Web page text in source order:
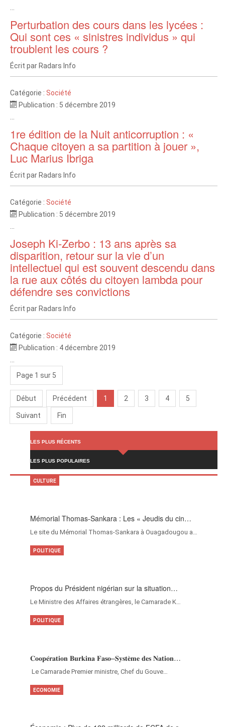
Perturbation des cours dans les lycées :
Qui sont ces « sinistres individus » qui
troublent les cours ?
Écrit par Radars Info
Catégorie : Société
Publication : 5 décembre 2019
1re édition de la Nuit anticorruption : «
Chaque citoyen a sa partition à jouer »,
Luc Marius Ibriga
Écrit par Radars Info
Catégorie : Société
Publication : 5 décembre 2019
Joseph Ki-Zerbo : 13 ans après sa
disparition, retour sur la vie d’un
intellectuel qui est souvent descendu dans
la rue aux côtés du citoyen lambda pour
défendre ses convictions
Écrit par Radars Info
Catégorie : Société
Publication : 4 décembre 2019
Page 1 sur 5
Début Précédent 1 2 3 4 5
Suivant Fin
LES PLUS RÉCENTS
LES PLUS POPULAIRES
Mémorial Thomas-Sankara : Les « Jeudis du cin…
Le site du Mémorial Thomas-Sankara à Ouagadougou a…
CULTURE
Propos du Président nigérian sur la situation…
Le Ministre des Affaires étrangères, le Camarade K…
POLITIQUE
𝐂𝐨𝐨𝐩𝐞́𝐫𝐚𝐭𝐢𝐨𝐧 𝐁𝐮𝐫𝐤𝐢𝐧𝐚 𝐅𝐚𝐬𝐨–𝐒𝐲𝐬𝐭𝐞̀𝐦𝐞 𝐝𝐞𝐬 𝐍𝐚𝐭𝐢𝐨𝐧…
‎Le Camarade Premier ministre, Chef du Gouve…
POLITIQUE
ECONOMIE